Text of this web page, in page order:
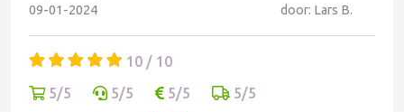
09-01-2024
door: Lars B.
10 / 10
5/5
5/5 5/5
5/5